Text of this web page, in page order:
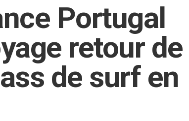
Portugal
retour de
de surf en